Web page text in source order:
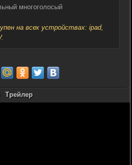
многоголосый
на всех устройствах: ipad,
Трейлер